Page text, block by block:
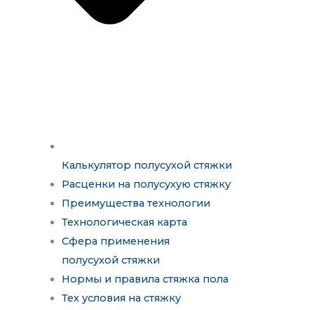
Калькулятор полусухой стяжки
Расценки на полусухую стяжку
Преимущества технологии
Технологическая карта
Сфера применения
полусухой стяжки
Нормы и правила стяжка пола
Тех условия на стяжку